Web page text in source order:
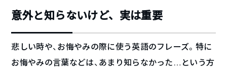
意外と知らないけど、実は重要
悲しい時や、お悔やみの際に使う英語のフレーズ。特に
お悔やみの言葉などは、あまり知らなかった…という方